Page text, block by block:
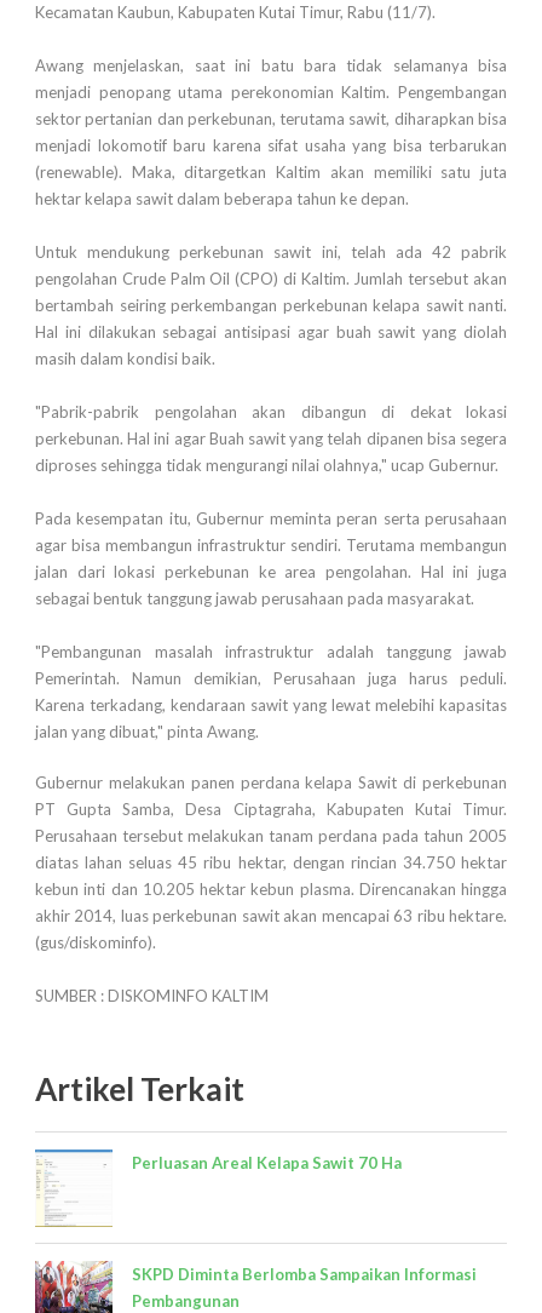
Kecamatan Kaubun, Kabupaten Kutai Timur, Rabu (11/7).
Awang menjelaskan, saat ini batu bara tidak selamanya bisa
menjadi penopang utama perekonomian Kaltim. Pengembangan
sektor pertanian dan perkebunan, terutama sawit, diharapkan bisa
menjadi lokomotif baru karena sifat usaha yang bisa terbarukan
(renewable). Maka, ditargetkan Kaltim akan memiliki satu juta
hektar kelapa sawit dalam beberapa tahun ke depan.
Untuk mendukung perkebunan sawit ini, telah ada 42 pabrik
pengolahan Crude Palm Oil (CPO) di Kaltim. Jumlah tersebut akan
bertambah seiring perkembangan perkebunan kelapa sawit nanti.
Hal ini dilakukan sebagai antisipasi agar buah sawit yang diolah
masih dalam kondisi baik.
"Pabrik-pabrik pengolahan akan dibangun di dekat lokasi
perkebunan. Hal ini agar Buah sawit yang telah dipanen bisa segera
diproses sehingga tidak mengurangi nilai olahnya," ucap Gubernur.
Pada kesempatan itu, Gubernur meminta peran serta perusahaan
agar bisa membangun infrastruktur sendiri. Terutama membangun
jalan dari lokasi perkebunan ke area pengolahan. Hal ini juga
sebagai bentuk tanggung jawab perusahaan pada masyarakat.
"Pembangunan masalah infrastruktur adalah tanggung jawab
Pemerintah. Namun demikian, Perusahaan juga harus peduli.
Karena terkadang, kendaraan sawit yang lewat melebihi kapasitas
jalan yang dibuat," pinta Awang.
Gubernur melakukan panen perdana kelapa Sawit di perkebunan
PT Gupta Samba, Desa Ciptagraha, Kabupaten Kutai Timur.
Perusahaan tersebut melakukan tanam perdana pada tahun 2005
diatas lahan seluas 45 ribu hektar, dengan rincian 34.750 hektar
kebun inti dan 10.205 hektar kebun plasma. Direncanakan hingga
akhir 2014, luas perkebunan sawit akan mencapai 63 ribu hektare.
(gus/diskominfo).
SUMBER : DISKOMINFO KALTIM
Artikel Terkait
Perluasan Areal Kelapa Sawit 70 Ha
SKPD Diminta Berlomba Sampaikan Informasi
Pembangunan